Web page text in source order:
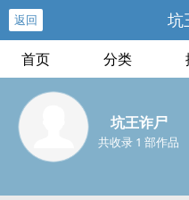
返回 坑
首页 分类
坑王诈尸
共收录 1 部作品